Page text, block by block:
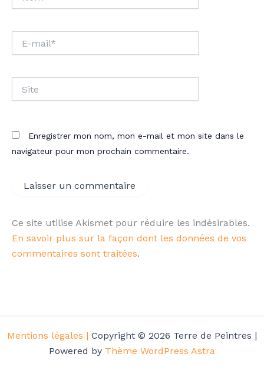
mail*
Enregistrer mon nom, mon e-mail et mon site dans le
navigateur pour mon prochain commentaire.
Ce site utilise Akismet pour réduire les indésirables.
En savoir plus sur la façon dont les données de vos
commentaires sont traitées.
Mentions légales | Copyright © 2026 Terre de Peintres |
Powered by Thème WordPress Astra